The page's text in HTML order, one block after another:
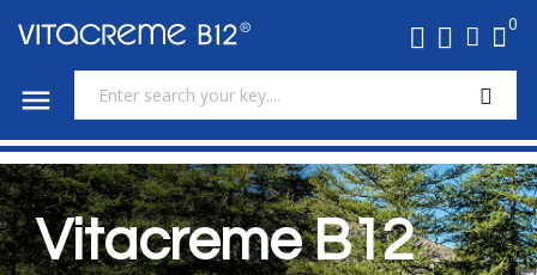
0

Vitacreme B12